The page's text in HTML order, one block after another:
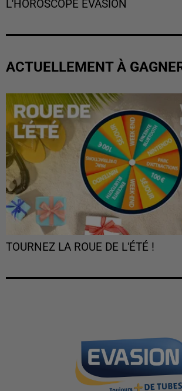
L'HOROSCOPE EVASION
ACTUELLEMENT À
TOURNEZ LA ROUE DE L'ÉTÉ !